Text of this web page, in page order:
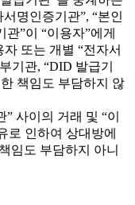
명인증기관”, “본인
”이 “이용자”에게
또는 개별 “전자서
기관, “DID 발급기
책임도 부담하지 않
사이의 거래 및 “이
로 인하여 상대방에
임도 부담하지 아니